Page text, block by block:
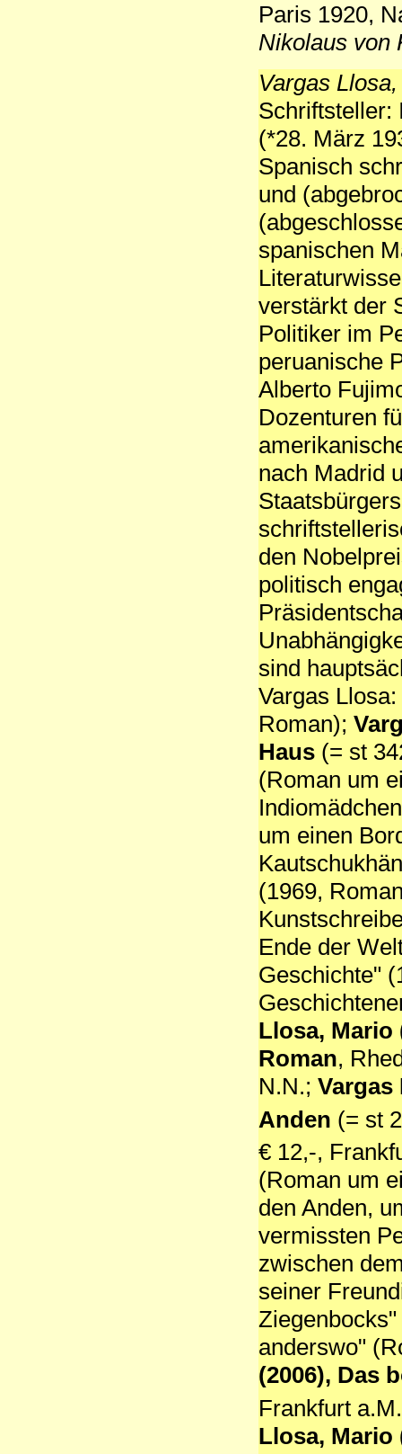
Paris 1920,
Nikolaus von
Vargas
Schriftsteller:
(*28. März
Spanisch
und
spanischen
verstärkt der
Politiker im
peruanische
Alberto
Dozenturen
nach Madrid
den
politisch
sind
Vargas
Roman);
Haus (= st
(Roman um
um einen
(1969,
Ende der
Geschichte"
Llosa, Mario
Roman,
N.N.;Vargas
Anden (= st
€ 12,-,
(Roman um
den Anden,
vermissten
zwischen
seiner
anderswo"
(2006), Das
Frankfurt
Llosa, Mario